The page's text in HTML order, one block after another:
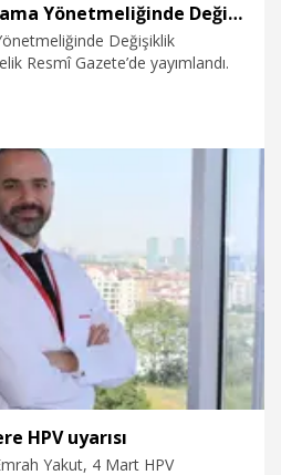
Aile Hekimliği Uygulama Yönetmeliğinde Değişiklik Yapılmasına Dair Yönetmelik Resmî Gazete’de
Değişiklik
Resmî Gazete’de yayımlandı.
HPV uyarısı
Yakut, 4 Mart HPV